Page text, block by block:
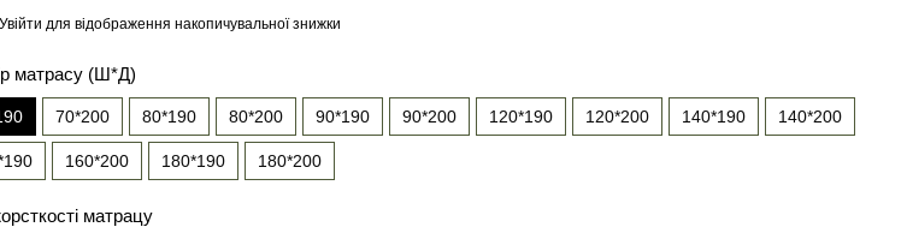
Увійти для відображення накопичувальної знижки
матрасу (Ш*Д)
70*200 80*190 80*200 90*190 90*200 120*190 120*200 140*190 140*200
160*200 180*190 180*200
матрацу